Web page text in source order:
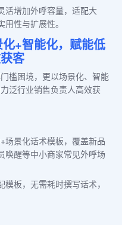
活增加外呼容量，适配大
性与扩展性。
+智能化，赋能低
客
槛困境，更以场景化、智能
泛行业销售负责人高效获
场景化话术模板，覆盖新品
唤醒等中小商家常见外呼场
板，无需耗时撰写话术，